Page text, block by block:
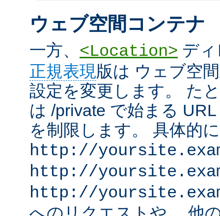
ウェブ空間コンテナ
一方、 <Location> デ
正規表現版は ウェブ空
設定を変更します。 た
は /private で始まる
を制限します。 具体的
http://
http://
http://